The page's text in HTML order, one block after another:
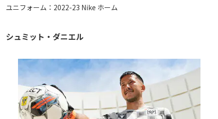
ユニフォーム：2022-23 Nike ホーム
シュミット・ダニエル